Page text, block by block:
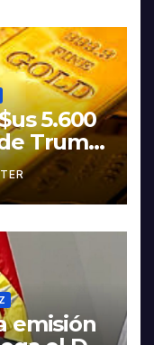
5.600
Trump
emisión